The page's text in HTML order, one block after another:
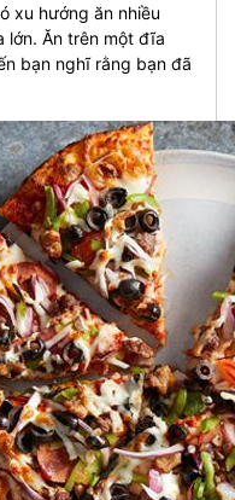
xu hướng ăn nhiều
lớn. Ăn trên một đĩa
bạn nghĩ rằng bạn đã